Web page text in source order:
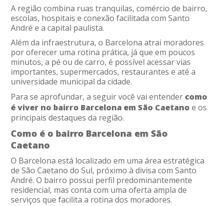
A região combina ruas tranquilas, comércio de bairro,
escolas, hospitais e conexão facilitada com Santo
André e a capital paulista.
Além da infraestrutura, o Barcelona atrai moradores
por oferecer uma rotina prática, já que em poucos
minutos, a pé ou de carro, é possível acessar vias
importantes, supermercados, restaurantes e até a
universidade municipal da cidade.
Para se aprofundar, a seguir você vai entender como
é viver no bairro Barcelona em São Caetano e os
principais destaques da região.
Como é o bairro Barcelona em São
Caetano
O Barcelona está localizado em uma área estratégica
de São Caetano do Sul, próximo à divisa com Santo
André. O bairro possui perfil predominantemente
residencial, mas conta com uma oferta ampla de
serviços que facilita a rotina dos moradores.